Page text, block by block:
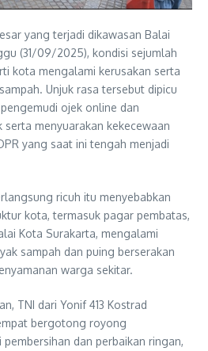
yang terjadi dikawasan Balai
(31/09/2025), kondisi sejumlah
kota mengalami kerusakan serta
Unjuk rasa tersebut dipicu
ojek online dan
menyuarakan kekecewaan
yang saat ini tengah menjadi
ricuh itu menyebabkan
kota, termasuk pagar pembatas,
Kota Surakarta, mengalami
sampah dan puing berserakan
warga sekitar.
TNI dari Yonif 413 Kostrad
bergotong royong
dan perbaikan ringan,